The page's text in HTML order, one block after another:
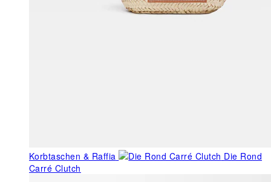
Korbtaschen & Raffia
Die Rond
Carré Clutch